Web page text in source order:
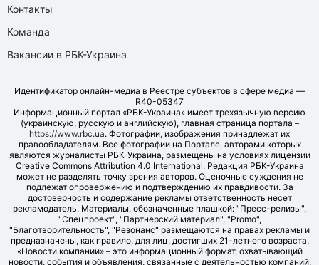
Контакты
Команда
Вакансии в РБК-Украина
Идентификатор онлайн-медиа в Реестре субъектов в сфере медиа —
R40-05347
Информационный портал «РБК-Украина» имеет трехязычную версию
(украинскую, русскую и английскую), главная страница портала –
https://www.rbc.ua. Фотографии, изображения принадлежат их
правообладателям. Все фотографии на Портале, авторами которых
являются журналисты РБК-Украина, размещены на условиях лицензии
Creative Commons Attribution 4.0 International. Редакция РБК-Украина
может не разделять точку зрения авторов. Оценочные суждения не
подлежат опровержению и подтверждению их правдивости. За
достоверность и содержание рекламы ответственность несет
рекламодатель. Материалы, обозначенные плашкой: "Пресс-релизы",
"Спецпроект", "Партнерский материал", "Promo",
"Благотворительность", "Резонанс" размещаются на правах рекламы и
предназначены, как правило, для лиц, достигших 21-летнего возраста.
«Новости компании» – это информационный формат, охватывающий
новости, события и объявления, связанные с деятельностью компаний,